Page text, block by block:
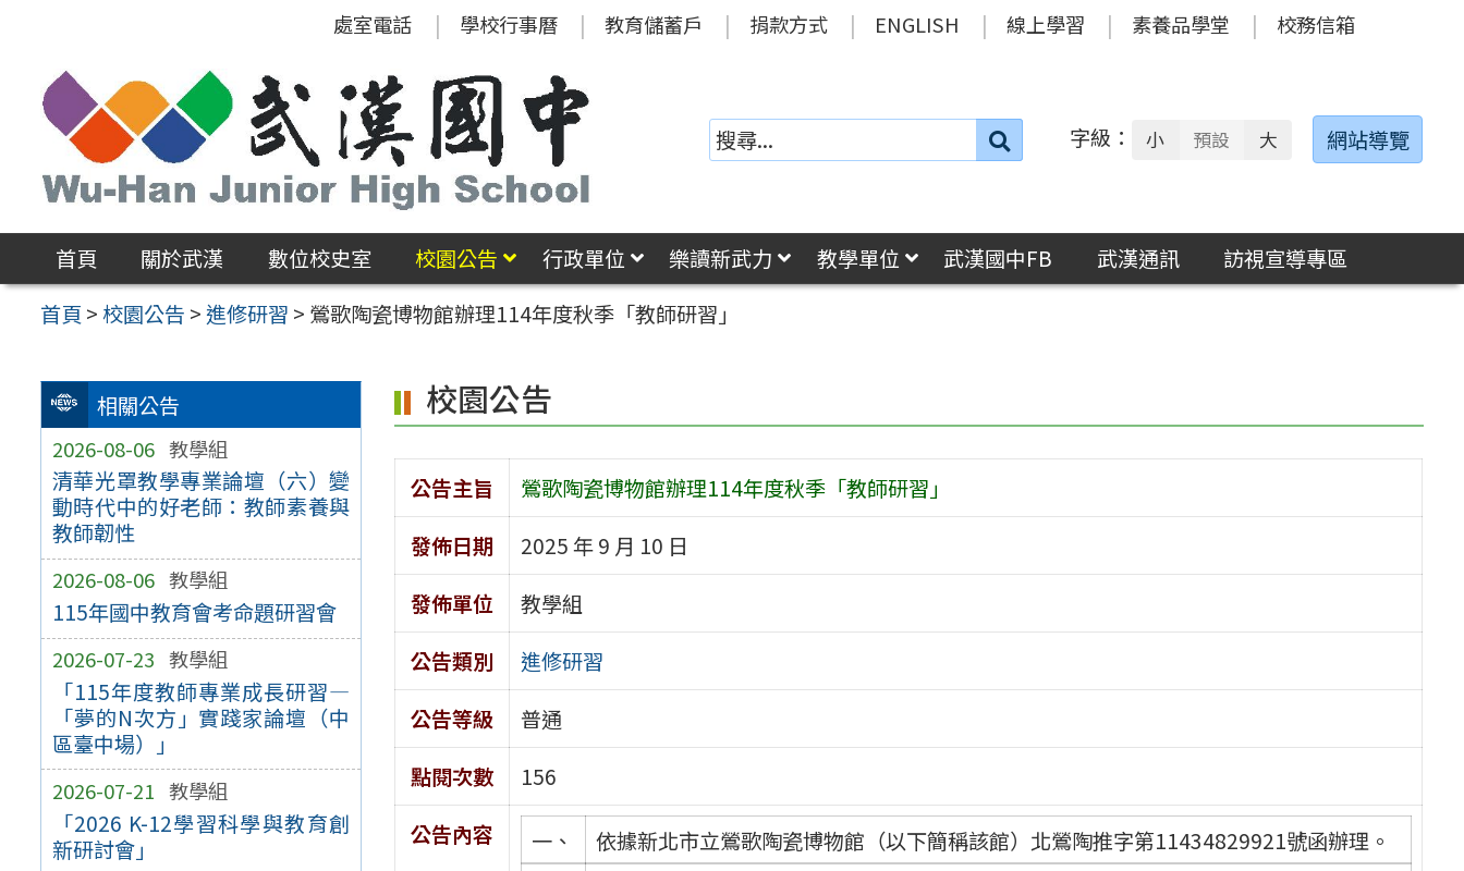
區
處室電話 學校行事曆 教育儲蓄戶 捐款方式 ENGLISH 線上學習 素養品學堂 校務信箱
搜
字級： 小 預設 大 網站導覽
首頁 關於武漢 數位校史室 校園公告 行政單位 樂讀新武力 教學單位 武漢國中FB 武漢通訊
訪視宣導專區
首頁 >校園公告 >進修研習 > 鶯歌陶瓷博物館辦理114年度秋季「教師研習」
相關公告
2026-08-06 教學組
清華光罩教學專業論壇（六）變
動時代中的好老師：教師素養與
教師韌性
2026-08-06 教學組
115年國中教育會考命題研習會
2026-07-23 教學組
「115年度教師專業成長研習—
「夢的N次方」實踐家論壇（中
區臺中場）」
2026-07-21 教學組
「2026 K-12學習科學與教育創
新研討會」
校園公告
公告主旨
鶯歌陶瓷博物館辦理114年度秋季「教師研習」
發佈日期
2025 年 9 月 10 日
發佈單位
教學組
公告類別
進修研習
公告等級
普通
點閱次數
156
公告內容
一、 依據新北市立鶯歌陶瓷博物館（以下簡稱該館）北鶯陶推字第11434829921號函辦理。